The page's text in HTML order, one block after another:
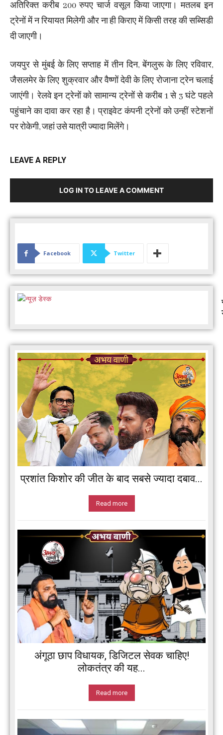
अतिरिक्त करीब 200 रुपए चार्ज वसूल किया जाएगा। मतलब इन
ट्रेनों में न रियायत मिलेगी और ना ही किराए में किसी तरह की सब्सिडी
दी जाएगी।
जयपुर से मुंबई के लिए सप्ताह में तीन दिन, बेंगलुरू के लिए रविवार,
जैसलमेर के लिए शुक्रवार और वैष्णों देवी के लिए रोजाना ट्रेन चलाई
जाएंगी। रेलवे इन ट्रेनों को सामान्य ट्रेनों से करीब 1 से 3 घंटे पहले
पहुंचाने का दावा कर रहा है। प्राइवेट कंपनी ट्रेनों को उन्हीं स्टेशनों
पर रोकेगी, जहां उसे यात्री ज्यादा मिलेंगे।
LEAVE A REPLY
LOG IN TO LEAVE A COMMENT
Facebook Twitter
प्रशांत किशोर की जीत के बाद सबसे ज्यादा दबाव...
Read more
अंगूठा छाप विधायक, डिजिटल सेवक चाहिए!
लोकतंत्र की यह...
Read more